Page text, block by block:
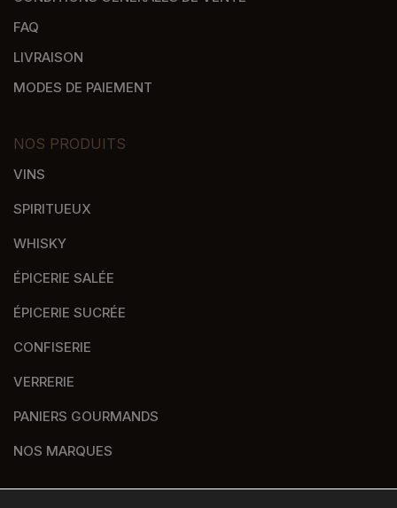
FAQ
LIVRAISON
MODES DE PAIEMENT
NOS PRODUITS
VINS
SPIRITUEUX
WHISKY
ÉPICERIE SALÉE
ÉPICERIE SUCRÉE
CONFISERIE
VERRERIE
PANIERS GOURMANDS
NOS MARQUES